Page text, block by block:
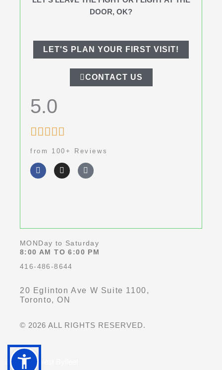
DOOR, OK?
LET'S PLAN YOUR FIRST VISIT!
CONTACT US
5.0

out
of
5
from 100+ Reviews
a
c
f
n
s
o
o
MONDay to Saturday
8:00 AM TO 6:00 PM
416-486-8644
20 Eglinton Ave W Suite 1100,
Toronto, ON
© 2026 ALL RIGHTS RESERVED.
Dentist in West Byfleet